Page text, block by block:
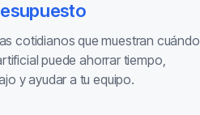
cotidianos que muestran cuándo
puede ahorrar tiempo,
y ayudar a tu equipo.